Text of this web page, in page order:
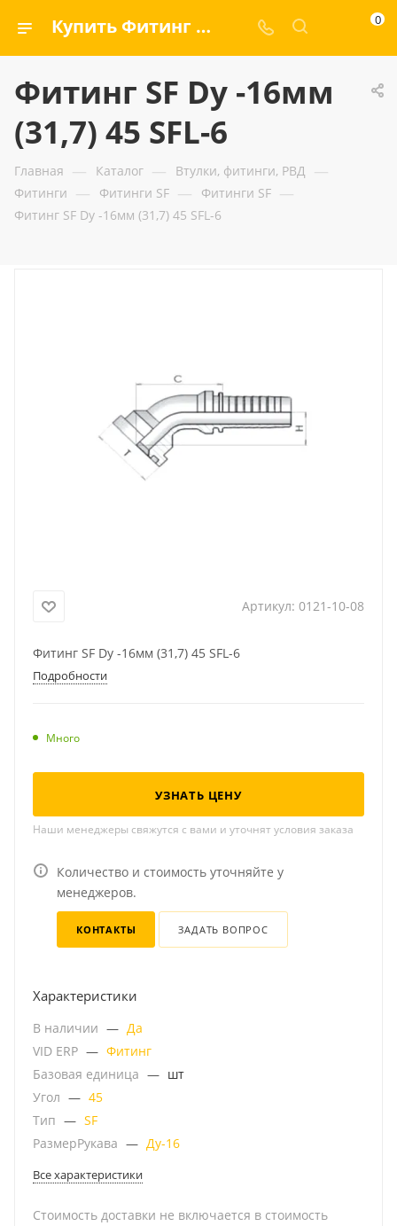
Купить Фитинг SF Dу -16мм (31,7) 45 SFL-6 — ООО «ГИДРАМАКС» 0
Фитинг SF Dу -16мм
(31,7) 45 SFL-6
Главная — Каталог — Втулки, фитинги, РВД —
Фитинги — Фитинги SF — Фитинги SF —
Фитинг SF Dу -16мм (31,7) 45 SFL-6
Артикул: 0121-10-08
Фитинг SF Dу -16мм (31,7) 45 SFL-6
Подробности
Много
УЗНАТЬ ЦЕНУ
Наши менеджеры свяжутся с вами и уточнят условия заказа
Количество и стоимость уточняйте у
менеджеров.
КОНТАКТЫ ЗАДАТЬ ВОПРОС
Характеристики
В наличии — Да
VID ERP — Фитинг
Базовая единица — шт
Угол — 45
Тип — SF
РазмерРукава — Ду-16
Все характеристики
Стоимость доставки не включается в стоимость